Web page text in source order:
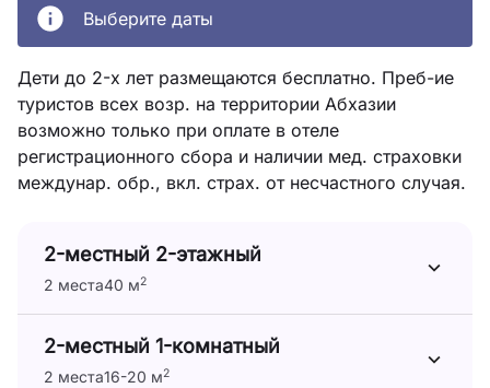
Выберите даты
Дети до 2-х лет размещаются бесплатно. Преб-ие
туристов всех возр. на территории Абхазии
возможно только при оплате в отеле
регистрационного сбора и наличии мед. страховки
междунар. обр., вкл. страх. от несчастного случая.
2-местный 2-этажный
2 места40 м2
2-местный 1-комнатный
2 места16-20 м2